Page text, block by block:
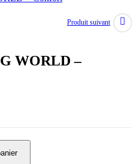
Produit suivant
WORLD –